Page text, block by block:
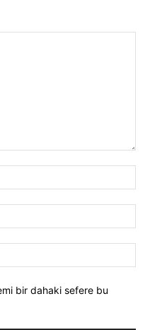
bir dahaki sefere bu